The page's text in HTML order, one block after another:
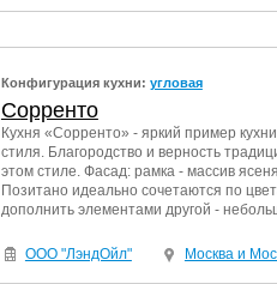
Конфигурация кухни: угловая
Сорренто
Кухня «Сорренто» - яркий пример
стиля. Благородство и верность
этом стиле. Фасад: рамка - массив
Позитано идеально сочетаются по
дополнить элементами другой -
ООО "ЛэндОйл" Москва и